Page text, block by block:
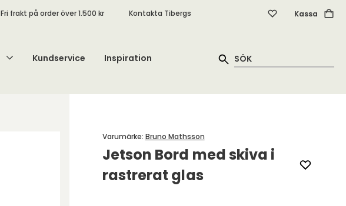
Fri frakt på order över 1.500 kr Kontakta Tibergs Kassa
Kundservice Inspiration
Jetson Bord med skiva i
rastrerat glas
Varumärke: Bruno Mathsson